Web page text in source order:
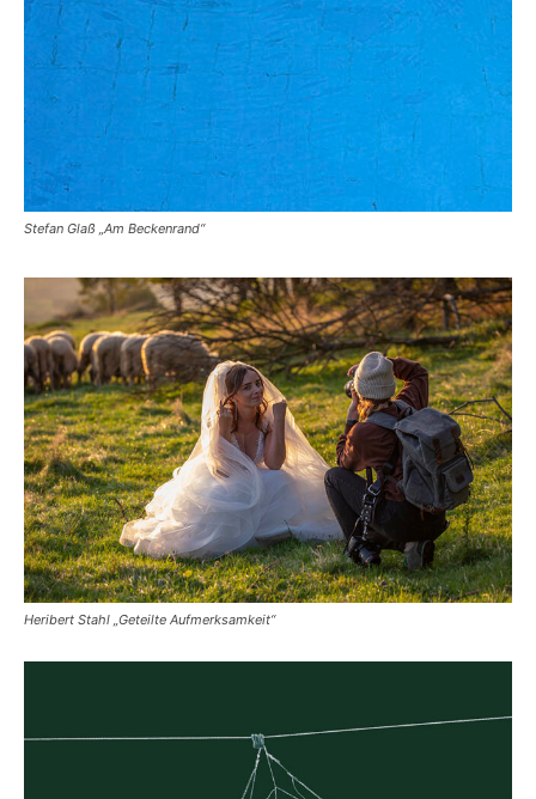
Stefan Glaß „Am Beckenrand“
Heribert Stahl „Geteilte Aufmerksamkeit“